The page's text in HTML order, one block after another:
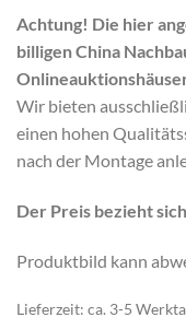
Achtung! Die hier
billigen China
Wir bieten
einen hohen
nach der Montage
Der Preis bezieht
Produktbild kann
Lieferzeit: ca. 3-5